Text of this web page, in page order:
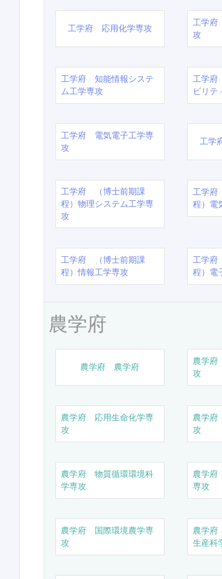
工学府 応用化学専攻
工学府
攻
工学府 知能情報システ
ム工学専攻
工学府
ビリテ
工学府 電気電子工学専
攻
工学
工学府 （博士前期課
程）物理システム工学専
攻
工学
程）電
工学府 （博士前期課
程）情報工学専攻
工学
程）電
農学府
農学府 農学府
農学
攻
農学府 応用生命化学専
攻
農学
攻
農学府 物質循環環境科
学専攻
農学
専攻
農学府 国際環境農学専
攻
農学
生産科